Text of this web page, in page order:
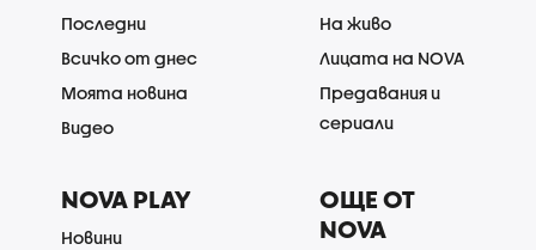
Последни
Всичко от днес
Моята новина
Видео
На живо
Лицата на NOVA
Предавания и
сериали
NOVA PLAY
Новини
ОЩЕ ОТ
NOVA